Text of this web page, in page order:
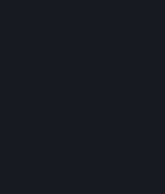
подсолнух и наносящее
подползают. По этому
стройте как можно больше
зомби. Зомби может подойти
Чуть позже – игроку
мина. Отличная
Стройте только подсолнухи
посадкой атакующих
3-4 клетки от зомби, чтобы